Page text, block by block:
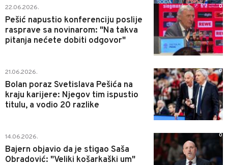
22.06.2026.
Pešić napustio konferenciju poslije
rasprave sa novinarom: "Na takva
pitanja nećete dobiti odgovor"
0
21.06.2026.
Bolan poraz Svetislava Pešića na
kraju karijere: Njegov tim ispustio
titulu, a vodio 20 razlike
0
14.06.2026.
Bajern objavio da je stigao Saša
Obradović: "Veliki košarkaški um"
0